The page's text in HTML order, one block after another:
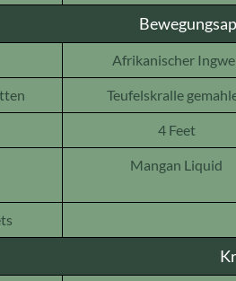
Afrikanischer
Teufelskralle
4 Feet
Mangan Liquid